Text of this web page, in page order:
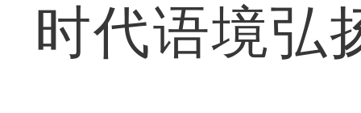
时代语境弘